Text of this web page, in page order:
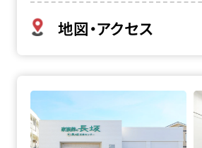
地図・アクセス
家族葬の長坂 新座野火止の詳